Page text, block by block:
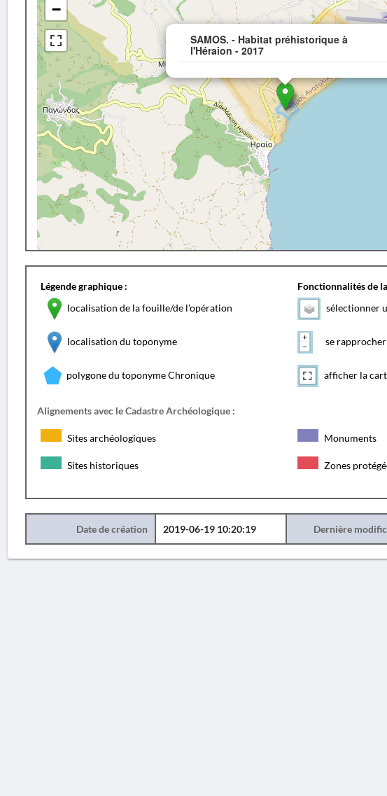
SAMOS. - Habitat préhistorique à
l'Héraion - 2017
−
Légende graphique :
localisation de la fouille/de l'opération
localisation du toponyme
polygone du toponyme Chronique
Fonctionnalités de
sélectionner
se
afficher la
Alignements avec le Cadastre Archéologique :
Sites archéologiques Monuments
Sites historiques Zones
Date de création 2019-06-19 10:20:19 Dernière